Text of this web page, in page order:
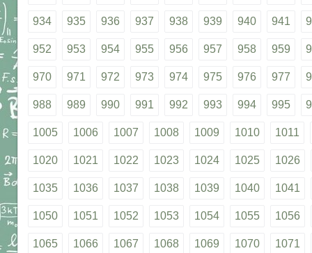
934 935 936 937 938 939 940 941
952 953 954 955 956 957 958 959
970 971 972 973 974 975 976 977
988 989 990 991 992 993 994 995
1005 1006 1007 1008 1009 1010 1011
1020 1021 1022 1023 1024 1025 1026
1035 1036 1037 1038 1039 1040 1041
1050 1051 1052 1053 1054 1055 1056
1065 1066 1067 1068 1069 1070 1071